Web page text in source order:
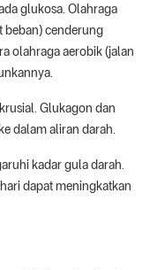
glukosa. Olahraga
beban) cenderung
olahraga aerobik (jalan
Glukagon dan
dalam aliran darah.
kadar gula darah.
dapat meningkatkan